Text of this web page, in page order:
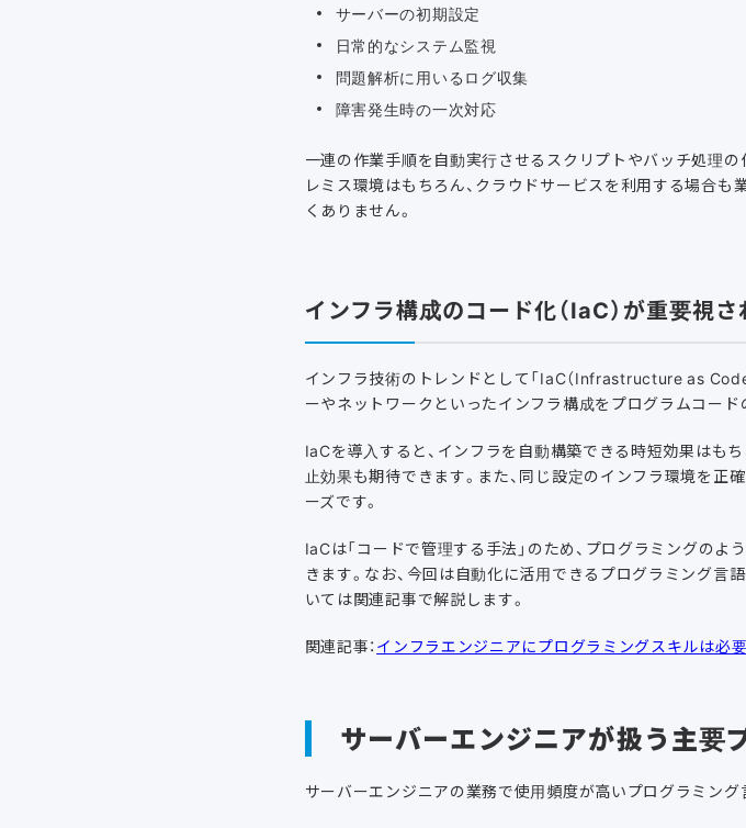
サーバーの初期設定
日常的なシステム監視
問題解析に用いるログ収集
障害発生時の一次対応
一連の作業手順を自動実行させるスクリプトやバッチ処理
レミス環境はもちろん、クラウドサービスを利用する場合
くありません。
インフラ構成のコード化（IaC）が重要視さ
インフラ技術のトレンドとして「IaC（Infrastructure as
ーやネットワークといったインフラ構成をプログラムコー
IaCを導入すると、インフラを自動構築できる時短効果はも
止効果も期待できます。また、同じ設定のインフラ環境を
ーズです。
IaCは「コードで管理する手法」のため、プログラミングの
きます。なお、今回は自動化に活用できるプログラミング言
いては関連記事で解説します。
関連記事： インフラエンジニアにプログラミングスキルは必
サーバーエンジニアが扱う主要
サーバーエンジニアの業務で使用頻度が高いプログラミング